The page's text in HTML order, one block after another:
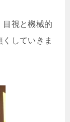
目視と機械的
していきま